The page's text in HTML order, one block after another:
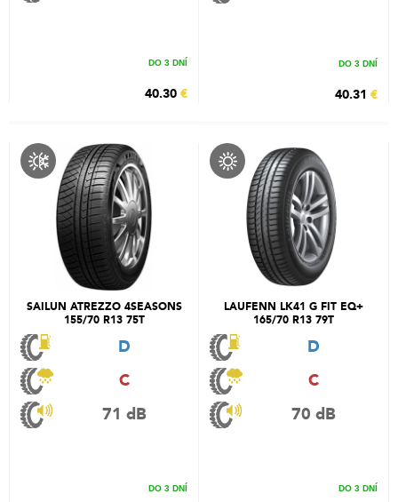
DO 3 DNÍ
40.30 €
DO 3 DNÍ
40.31 €
SAILUN ATREZZO 4SEASONS
155/70 R13 75T
D
C
71 dB
DO 3 DNÍ
LAUFENN LK41 G FIT EQ+
165/70 R13 79T
D
C
70 dB
DO 3 DNÍ